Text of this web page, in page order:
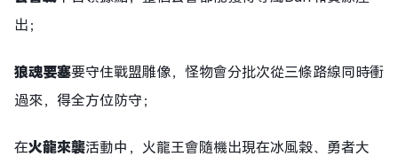
出；
狼魂要塞要守住戰盟雕像，怪物會分批次從三條路線同時衝
過來，得全方位防守；
在火龍來襲活動中，火龍王會隨機出現在冰風穀、勇者大